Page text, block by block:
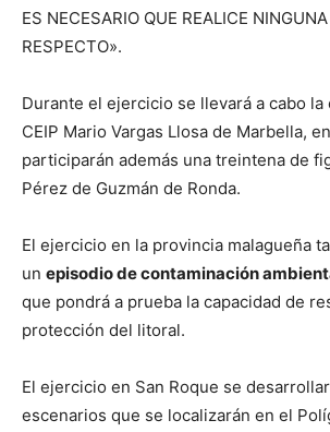
ES NECESARIO QUE REALICE
RESPECTO».
Durante el ejercicio se llevará a cabo la
CEIP Mario Vargas Llosa de Marbella,
participarán además una treintena de
Pérez de Guzmán de Ronda.
El ejercicio en la provincia malagueña
un episodio de contaminación
que pondrá a prueba la capacidad de
protección del litoral.
El ejercicio en San Roque se
escenarios que se localizarán en el